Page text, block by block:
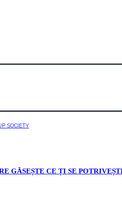
SOCIETY
GĂSEȘTE CE ȚI SE